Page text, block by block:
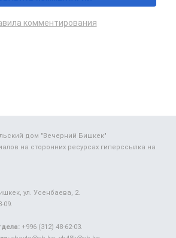
комментирования
дом "Вечерний Бишкек"
на сторонних ресурсах гиперссылка на
ул. Усенбаева, 2.
09.
+996 (312) 48-62-03.